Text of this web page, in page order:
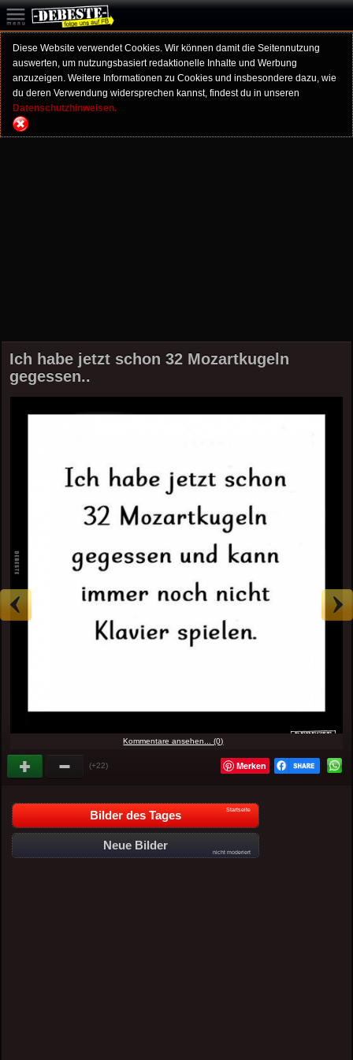
Diese Website verwendet Cookies. Wir können damit die Seitennutzung
auswerten, um nutzungsbasiert redaktionelle Inhalte und Werbung
anzuzeigen. Weitere Informationen zu Cookies und insbesondere dazu, wie
du deren Verwendung widersprechen kannst, findest du in unseren
Datenschutzhinweisen.
Ich habe jetzt schon 32 Mozartkugeln
gegessen..
Kommentare ansehen... (0)
(+22) Merken
Bilder des Tages Startseite
Neue Bilder
nicht moderiert